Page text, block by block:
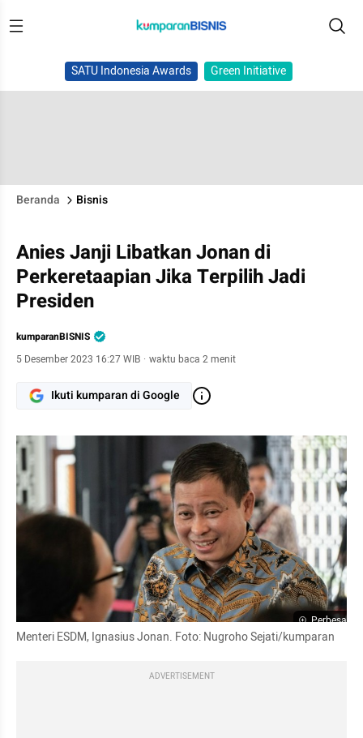
SATU Indonesia Awards Green Initiative
Beranda Bisnis
Anies Janji Libatkan Jonan di
Perkeretaapian Jika Terpilih Jadi
Presiden
kumparanBISNIS
5 Desember 2023 16:27 WIB · waktu baca 2 menit
Ikuti kumparan di Google
Perbesar
Menteri ESDM, Ignasius Jonan. Foto: Nugroho Sejati/kumparan
ADVERTISEMENT